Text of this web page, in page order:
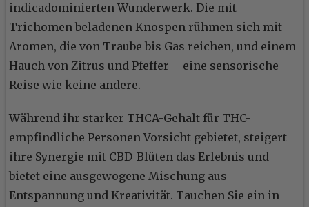
indicadominierten Wunderwerk. Die mit
Trichomen beladenen Knospen rühmen sich mit
Aromen, die von Traube bis Gas reichen, und einem
Hauch von Zitrus und Pfeffer – eine sensorische
Reise wie keine andere.
Während ihr starker THCA-Gehalt für THC-
empfindliche Personen Vorsicht gebietet, steigert
ihre Synergie mit CBD-Blüten das Erlebnis und
bietet eine ausgewogene Mischung aus
Entspannung und Kreativität. Tauchen Sie ein in